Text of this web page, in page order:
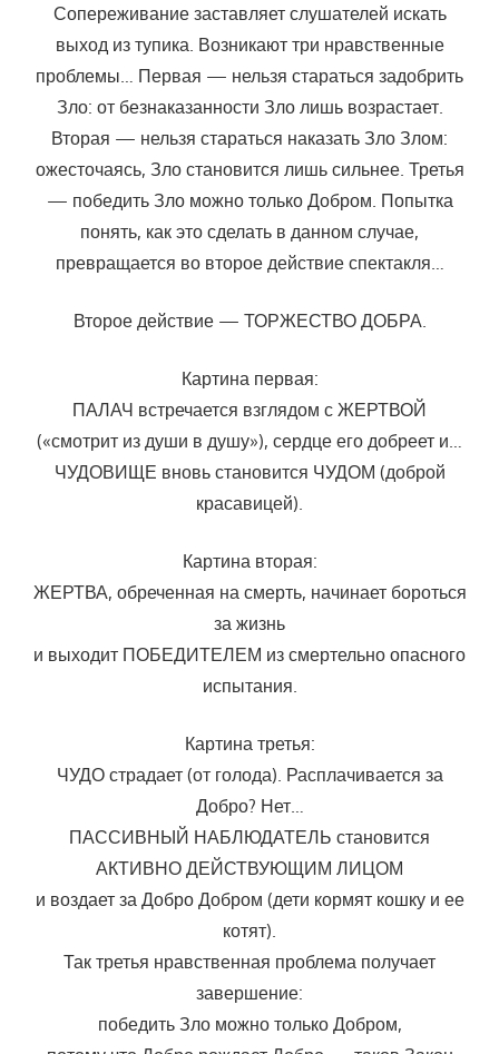
Сопереживание заставляет слушателей искать
выход из тупика. Возникают три нравственные
проблемы… Первая — нельзя стараться задобрить
Зло: от безнаказанности Зло лишь возрастает.
Вторая — нельзя стараться наказать Зло Злом:
ожесточаясь, Зло становится лишь сильнее. Третья
— победить Зло можно только Добром. Попытка
понять, как это сделать в данном случае,
превращается во второе действие спектакля…
Второе действие — ТОРЖЕСТВО ДОБРА.
Картина первая:
ПАЛАЧ встречается взглядом с ЖЕРТВОЙ
(«смотрит из души в душу»), сердце его добреет и…
ЧУДОВИЩЕ вновь становится ЧУДОМ (доброй
красавицей).
Картина вторая:
ЖЕРТВА, обреченная на смерть, начинает бороться
за жизнь
и выходит ПОБЕДИТЕЛЕМ из смертельно опасного
испытания.
Картина третья:
ЧУДО страдает (от голода). Расплачивается за
Добро? Нет…
ПАССИВНЫЙ НАБЛЮДАТЕЛЬ становится
АКТИВНО ДЕЙСТВУЮЩИМ ЛИЦОМ
и воздает за Добро Добром (дети кормят кошку и ее
котят).
Так третья нравственная проблема получает
завершение:
победить Зло можно только Добром,